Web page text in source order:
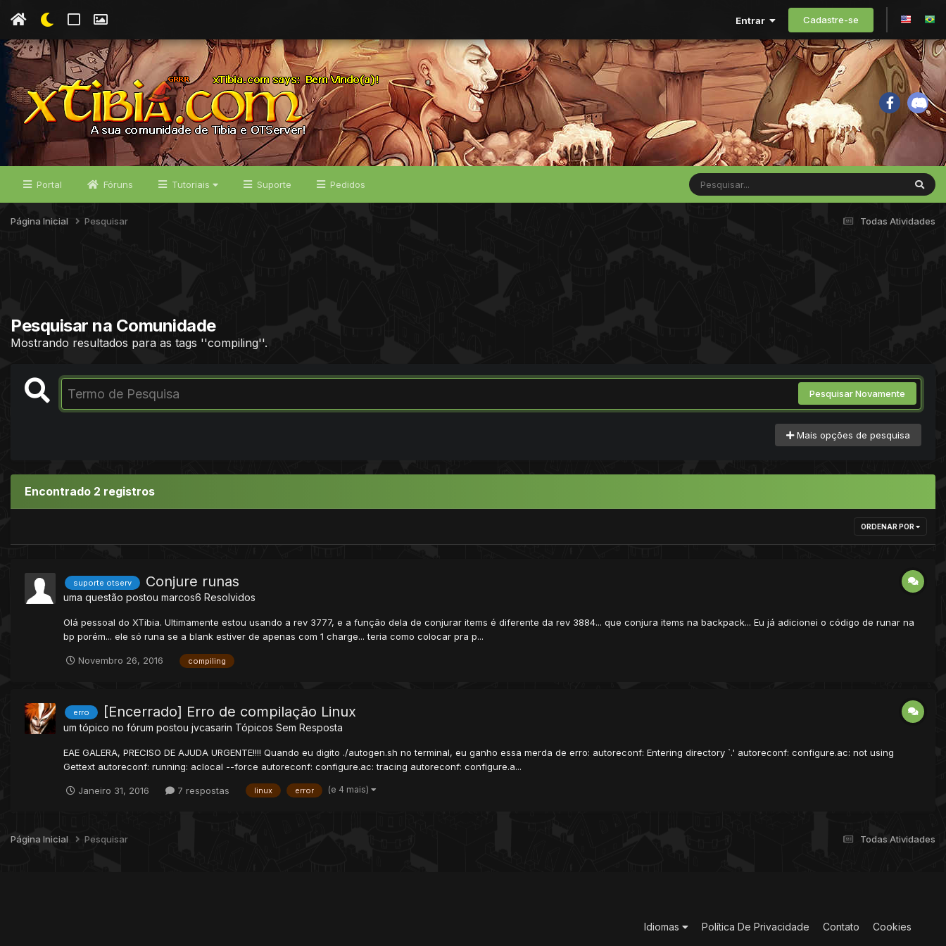
Entrar Cadastre-se
Portal Fóruns Tutoriais Suporte Pedidos
Todas Atividades
Página Inicial Pesquisar
Pesquisar na Comunidade
Mostrando resultados para as tags ''compiling''.
Pesquisar Novamente
Mais opções de pesquisa
Encontrado 2 registros
ORDENAR POR
suporte otserv Conjure runas
uma questão postou marcos6 Resolvidos
Olá pessoal do XTibia. Ultimamente estou usando a rev 3777, e a função dela de conjurar items é diferente da rev 3884... que conjura items na backpack... Eu já adicionei o código de runar na
bp porém... ele só runa se a blank estiver de apenas com 1 charge... teria como colocar pra p...
Novembro 26, 2016 compiling
erro [Encerrado] Erro de compilação Linux
um tópico no fórum postou jvcasarin Tópicos Sem Resposta
EAE GALERA, PRECISO DE AJUDA URGENTE!!!! Quando eu digito ./autogen.sh no terminal, eu ganho essa merda de erro: autoreconf: Entering directory `.' autoreconf: configure.ac: not using
Gettext autoreconf: running: aclocal --force autoreconf: configure.ac: tracing autoreconf: configure.a...
Janeiro 31, 2016 7 respostas linux error (e 4 mais)
Todas Atividades
Página Inicial Pesquisar
Idiomas Política De Privacidade Contato Cookies